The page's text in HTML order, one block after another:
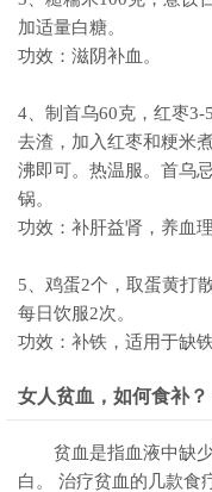
加适量白糖。
功效：滋阴补血。
4、制首乌60克，红枣
去渣，加入红枣和粳米
沸即可。热温服。首乌
锅。
功效：补肝益肾，养血理
5、鸡蛋2个，取蛋黄打
每日饮服2次。
功效：补铁，适用于缺铁
女人贫血，如何食补？
贫血是指血液中缺
白。 治疗贫血的几款食